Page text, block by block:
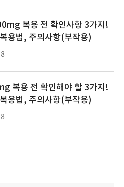
복용 전 확인사항 3가지!
용법, 주의사항(부작용)
복용 전 확인해야 할 3가지!
용법, 주의사항(부작용)